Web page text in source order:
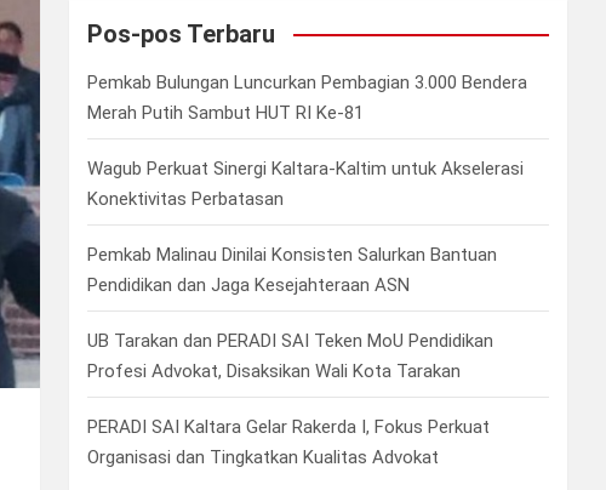
c
Pos-pos Terbaru
Pemkab Bulungan Luncurkan Pembagian 3.000 Bendera
Merah Putih Sambut HUT RI Ke-81
Wagub Perkuat Sinergi Kaltara-Kaltim untuk Akselerasi
Konektivitas Perbatasan
Pemkab Malinau Dinilai Konsisten Salurkan Bantuan
Pendidikan dan Jaga Kesejahteraan ASN
UB Tarakan dan PERADI SAI Teken MoU Pendidikan
Profesi Advokat, Disaksikan Wali Kota Tarakan
PERADI SAI Kaltara Gelar Rakerda I, Fokus Perkuat
Organisasi dan Tingkatkan Kualitas Advokat